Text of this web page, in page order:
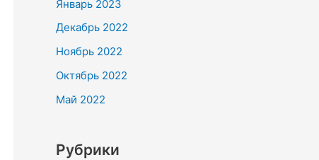
Январь 2023
Декабрь 2022
Ноябрь 2022
Октябрь 2022
Май 2022
Рубрики